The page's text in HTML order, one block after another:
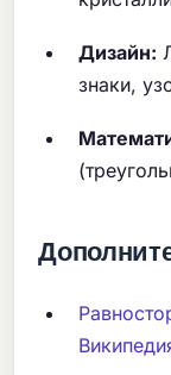
Дизайн:
знаки,